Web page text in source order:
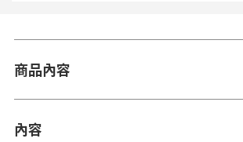
商品內容
內容